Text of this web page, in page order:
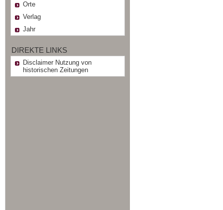
Orte
Verlag
Jahr
DIREKTE LINKS
Disclaimer Nutzung von
historischen Zeitungen